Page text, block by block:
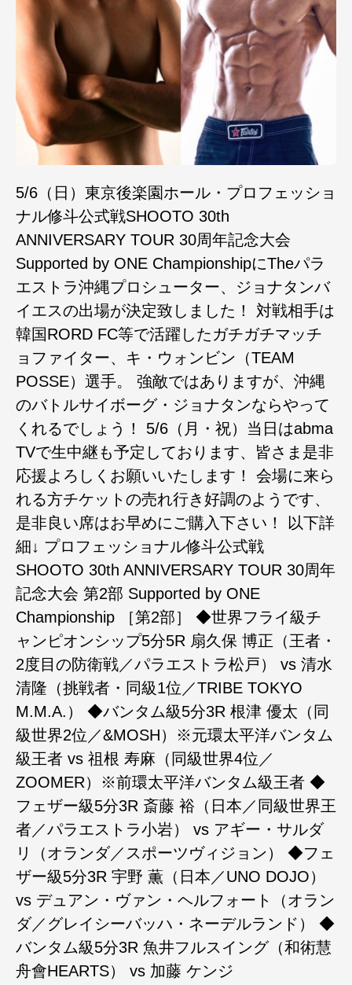
5/6（日）東京後楽園ホール・プロフェッショ
ナル修斗公式戦SHOOTO 30th
ANNIVERSARY TOUR 30周年記念大会
Supported by ONE Championship‬にTheパラ
エストラ沖縄プロシューター、ジョナタンバ
イエスの出場が決定致しました！ 対戦相手は
韓国RORD FC等で活躍したガチガチマッチ
ョファイター、キ・ウォンビン（TEAM
POSSE）選手。 強敵ではありますが、沖縄
のバトルサイボーグ・ジョナタンならやって
くれるでしょう！ 5/6（月・祝）当日はabma
TVで生中継も予定しております、皆さま是非
応援よろしくお願いいたします！ 会場に来ら
れる方チケットの売れ行き好調のようです、
是非良い席はお早めにご購入下さい！ 以下詳
細↓ プロフェッショナル修斗公式戦
SHOOTO 30th ANNIVERSARY TOUR 30周年
記念大会 第2部 ‪Supported by ONE
Championship‬ ［第2部］ ‪◆世界フライ級チ
ャンピオンシップ5分5R‬ ‪扇久保 博正（王者・
2度目の防衛戦／パラエストラ松戸）‬ ‪vs‬ ‪清水
清隆（挑戦者・同級1位／TRIBE TOKYO
M.M.A.）‬ ‪◆バンタム級5分3R‬ ‪根津 優太（同
級世界2位／&MOSH）※元環太平洋バンタム
級王者‬ ‪vs‬ ‪祖根 寿麻（同級世界4位／
ZOOMER）※前環太平洋バンタム級王者‬ ‪◆
フェザー級5分3R‬ ‪斎藤 裕（日本／同級世界王
者／パラエストラ小岩）‬ ‪vs‬ ‪アギー・サルダ
リ（オランダ／スポーツヴィジョン）‬ ‪◆フェ
ザー級5分3R‬ ‪宇野 薫（日本／UNO DOJO）‬
‪vs‬ ‪デュアン・ヴァン・ヘルフォート（オラン
ダ／グレイシーバッハ・ネーデルランド）‬ ‪◆
バンタム級5分3R‬ ‪魚井フルスイング（和術慧
舟會HEARTS）‬ ‪vs‬ ‪加藤 ケンジ